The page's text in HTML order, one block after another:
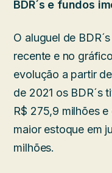
BDR´s e fundos
O aluguel de
recente e no
evolução a partir
de 2021 os BDR´s
R$ 275,9 milhões
maior estoque em
milhões.